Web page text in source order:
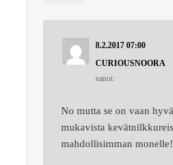
8.2.2017 07:00
CURIOUSNOORA
sanoi:
No mutta se on vaan
mukavista
mahdollisimman